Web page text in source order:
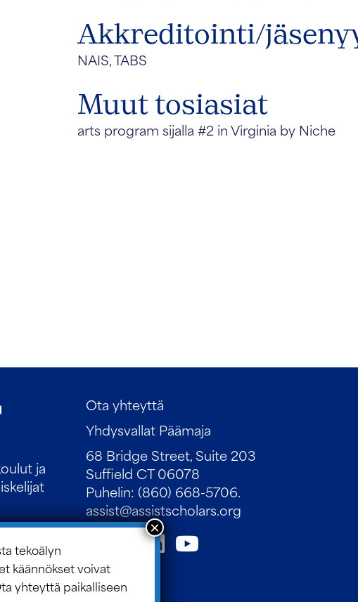
Akkreditointi/
NAIS, TABS
Muut tosiasiat
arts program sijalla #2 in Virginia by Niche
ja
Ota yhteyttä
Yhdysvallat Päämaja
68 Bridge Street, Suite 203
Suffield CT 06078
Puhelin: (860) 668-5706.
assist@assistscholars.org
tekoälyn
käännökset voivat
yhteyttä paikalliseen